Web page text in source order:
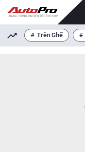
Trên Ghế